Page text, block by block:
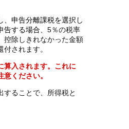
、申告分離課税を選択し
する場合、 5％の税率
控除しきれなかった金額
されます。
算入されます。これに
ください。
ることで、所得税と